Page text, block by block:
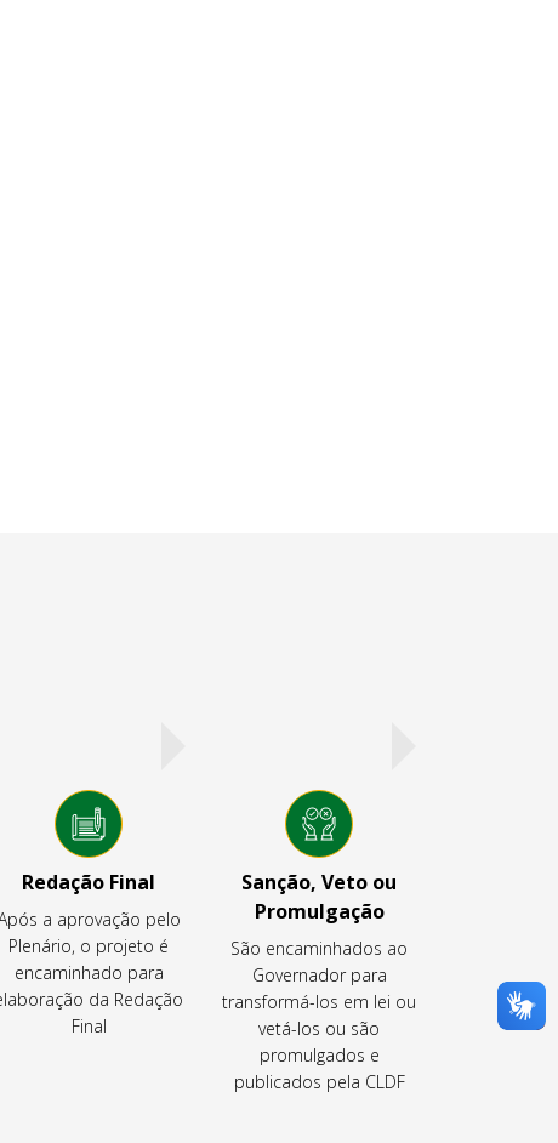
Redação Final
a aprovação pelo
Plenário, o projeto é
encaminhado para
da Redação
Final
Sanção, Veto ou
Promulgação
São encaminhados ao
Governador para
transformá-los em lei ou
vetá-los ou são
promulgados e
publicados pela CLDF